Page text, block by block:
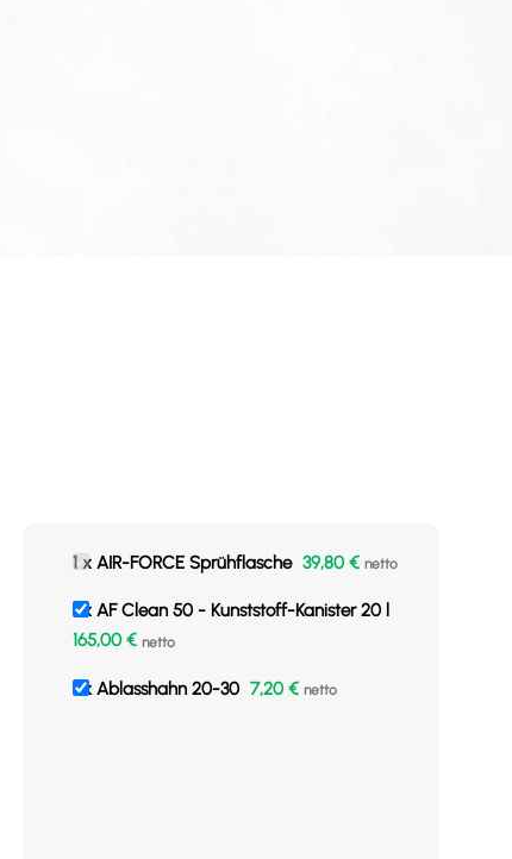
1 x AIR-FORCE Sprühflasche 39,80 € netto
1 x AF Clean 50 - Kunststoff-Kanister 20 l
165,00 € netto
1 x Ablasshahn 20-30 7,20 € netto